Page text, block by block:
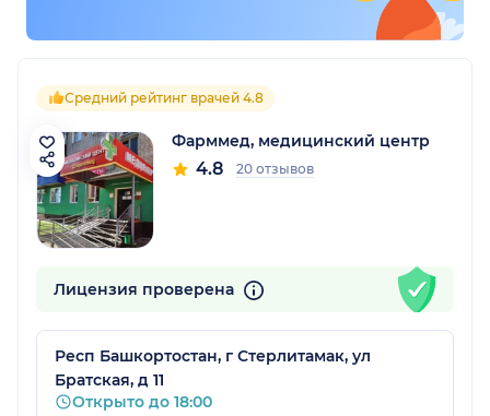
Средний рейтинг врачей 4.8
Фарммед, медицинский центр
4.8 20 отзывов
Лицензия проверена
Респ Башкортостан, г Стерлитамак, ул
Братская, д 11
Открыто до 18:00